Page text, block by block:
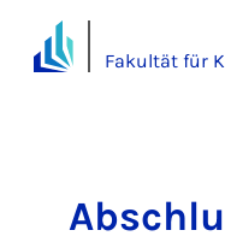
Fakultät für